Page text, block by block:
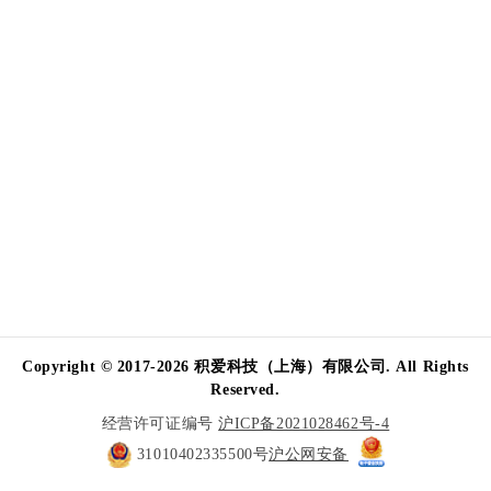
Copyright © 2017-2026 积爱科技（上海）有限公司. All Rights
Reserved.
经营许可证编号沪ICP备2021028462号-4
31010402335500号沪公网安备